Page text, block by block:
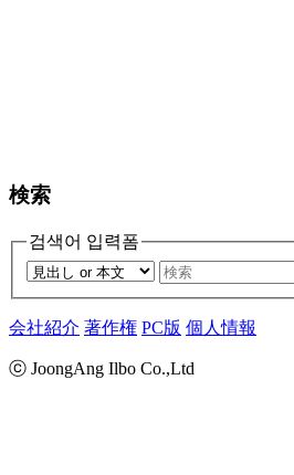
検索
검색어 입력폼
会社紹介 著作権 PC版 個人情報
ⓒ JoongAng Ilbo Co.,Ltd